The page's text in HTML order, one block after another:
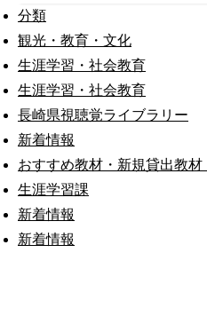
分類
観光・教育・文化
生涯学習・社会教育
生涯学習・社会教育
長崎県視聴覚ライブラリー
新着情報
おすすめ教材・新規貸出教
生涯学習課
新着情報
新着情報